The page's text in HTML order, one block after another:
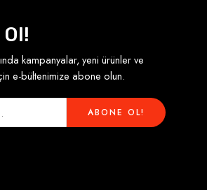
kampanyalar, yeni ürünler ve
e-bültenimize abone olun.